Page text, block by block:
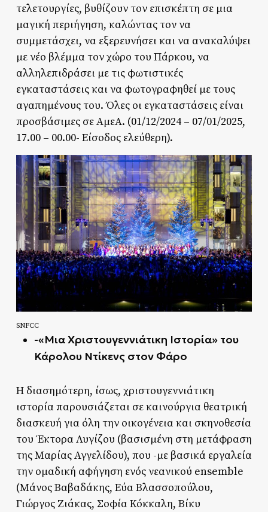
τελετουργίες, βυθίζουν τον επισκέπτη σε μια
μαγική περιήγηση, καλώντας τον να
συμμετάσχει, να εξερευνήσει και να ανακαλύψει
με νέο βλέμμα τον χώρο του Πάρκου, να
αλληλεπιδράσει με τις φωτιστικές
εγκαταστάσεις και να φωτογραφηθεί με τους
αγαπημένους του. Όλες οι εγκαταστάσεις είναι
προσβάσιμες σε ΑμεΑ. (01/12/2024 – 07/01/2025,
17.00 – 00.00- Είσοδος ελεύθερη).
SNFCC
-«Μια Χριστουγεννιάτικη Ιστορία» του
Κάρολου Ντίκενς στον Φάρο
Η διασημότερη, ίσως, χριστουγεννιάτικη
ιστορία παρουσιάζεται σε καινούργια θεατρική
διασκευή για όλη την οικογένεια και σκηνοθεσία
του Έκτορα Λυγίζου (βασισμένη στη μετάφραση
της Μαρίας Αγγελίδου), που -με βασικά εργαλεία
την ομαδική αφήγηση ενός νεανικού ensemble
(Μάνος Βαβαδάκης, Εύα Βλασσοπούλου,
Γιώργος Ζιάκας, Σοφία Κόκκαλη, Βίκυ